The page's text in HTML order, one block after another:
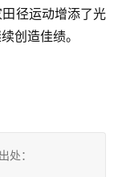
径运动增添了光
创造佳绩。
处：